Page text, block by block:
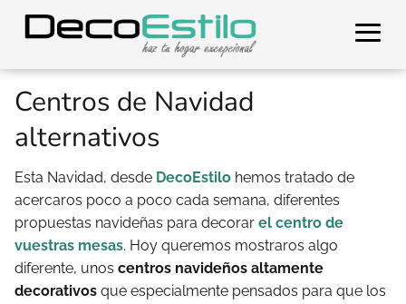
Centros de Navidad
alternativos
Esta Navidad, desde DecoEstilo hemos tratado de
acercaros poco a poco cada semana, diferentes
propuestas navideñas para decorar el centro de
vuestras mesas. Hoy queremos mostraros algo
diferente, unos centros navideños altamente
decorativos que especialmente pensados para que los